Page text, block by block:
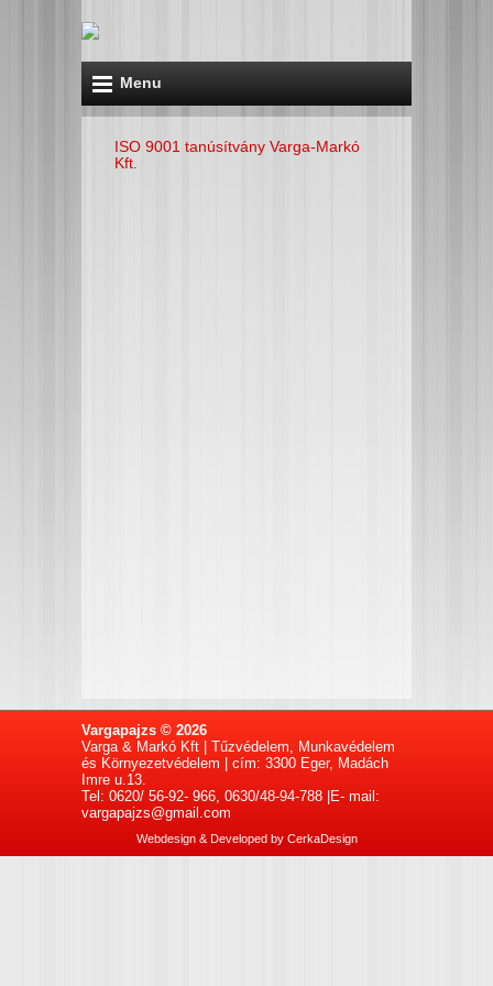
Menu
ISO 9001 tanúsítvány Varga-Markó
Kft.
Vargapajzs © 2026
Varga & Markó Kft | Tűzvédelem, Munkavédelem
és Környezetvédelem | cím: 3300 Eger, Madách
Imre u.13.
Tel: 0620/ 56-92- 966, 0630/48-94-788 |E- mail:
vargapajzs@gmail.com
Webdesign & Developed by CerkaDesign